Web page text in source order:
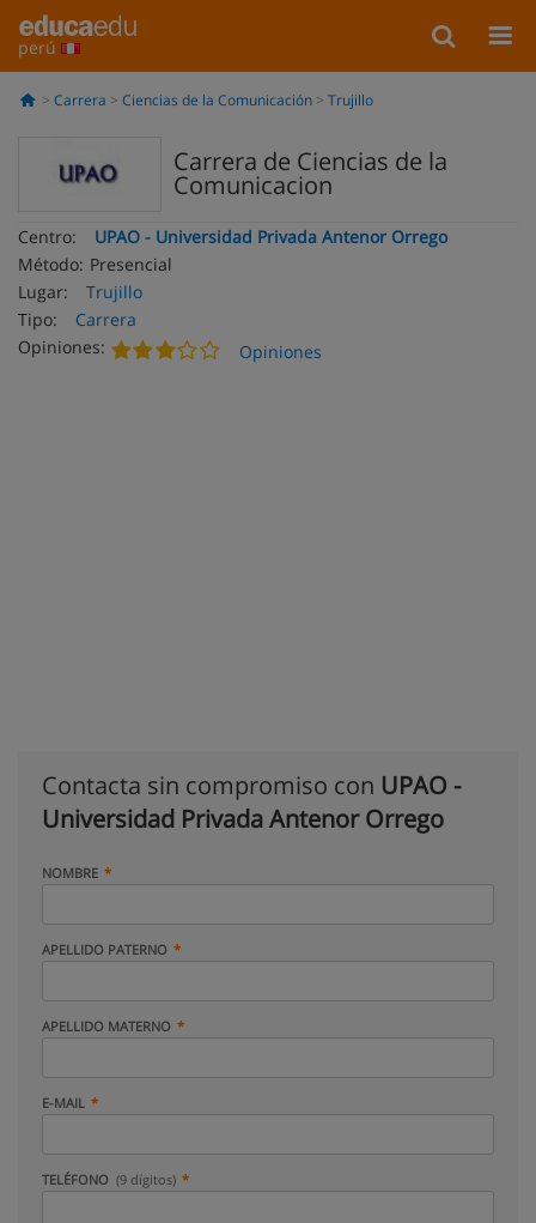
perú
Carrera Ciencias de la Comunicación Trujillo
Carrera de Ciencias de la
Comunicacion
Centro:
UPAO - Universidad Privada Antenor Orrego
Método: Presencial
Lugar:
Trujillo
Tipo:
Carrera
Opiniones:
Opiniones
Contacta sin compromiso con UPAO -
Universidad Privada Antenor Orrego
NOMBRE
APELLIDO PATERNO
APELLIDO MATERNO
E-MAIL
TELÉFONO (9 dígitos)